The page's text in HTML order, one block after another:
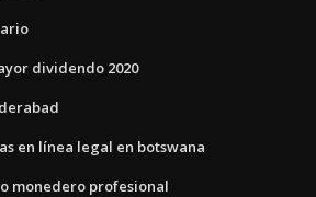
dividendo 2020
en línea legal en botswana
monedero profesional